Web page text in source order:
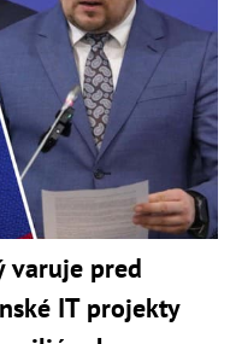
varuje pred
IT projekty